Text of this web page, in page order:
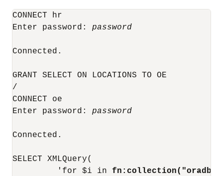
CONNECT hr
Enter password: password
Connected.
GRANT SELECT ON LOCATIONS TO OE
/
CONNECT oe
Enter password: password
Connected.
SELECT XMLQuery(
         'for $i in
fn:collection("oradb:/OE/